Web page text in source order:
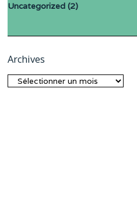
Uncategorized (2)
Archives
Archives